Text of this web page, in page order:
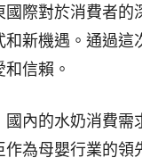
際對於消費者
新機遇。通過這
信賴。
內的水奶消費
為母嬰行業的